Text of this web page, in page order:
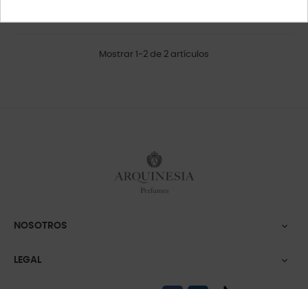
Mostrar 1-2 de 2 artículos
NOSOTROS 
LEGAL 